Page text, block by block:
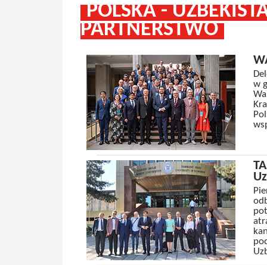
POLSKA -
PARTNERSTWO
w